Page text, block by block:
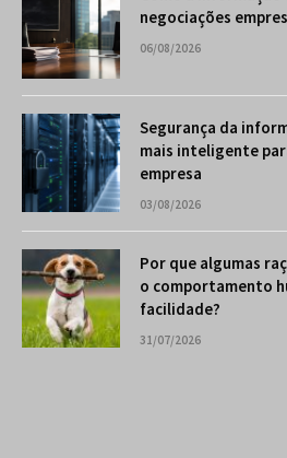
negociações
06/08/2026
Segurança da
mais inteligente
empresa
03/08/2026
Por que algumas
o comportamento
facilidade?
31/07/2026